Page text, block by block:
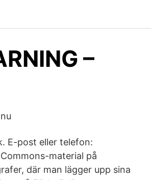
–
E-post eller telefon:
material på
där man lägger upp sina